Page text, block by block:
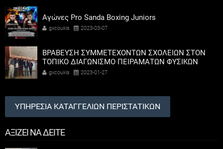
Αγώνες Pro Sanda Boxing Juniors
gxcoukis 2023-03-07
ΒΡΑΒΕΥΣΗ ΣΥΜΜΕΤΕΧΟΝΤΩΝ ΣΧΟΛΕΙΩΝ ΣΤΟΝ
ΤΟΠΙΚΟ ΔΙΑΓΩΝΙΣΜΟ ΠΕΙΡΑΜΑΤΩΝ ΦΥΣΙΚΩΝ
ΕΠΙΣΤΗΜΩΝ
gxcoukis 2023-01-27
ΥΠΗΡΕΣΙΑ ΚΑΤΑΓΓΕΛΙΩΝ ΠΕΡΙΣΤΑΤΙΚΩΝ
ΑΞΙΖΕΙ ΝΑ ΔΕΙΤΕ